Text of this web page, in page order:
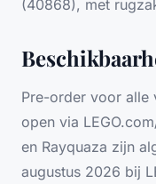
(40868), met
Pre-order voor alle
open via
en Rayquaza zijn
augustus 2026 bij